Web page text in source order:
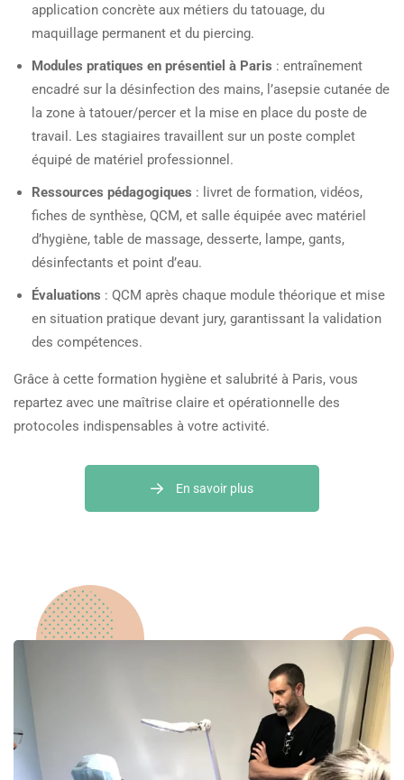
application concrète aux métiers du tatouage, du
maquillage permanent et du piercing.
Modules pratiques en présentiel à Paris : entraînement
encadré sur la désinfection des mains, l’asepsie cutanée de
la zone à tatouer/percer et la mise en place du poste de
travail. Les stagiaires travaillent sur un poste complet
équipé de matériel professionnel.
Ressources pédagogiques : livret de formation, vidéos,
fiches de synthèse, QCM, et salle équipée avec matériel
d’hygiène, table de massage, desserte, lampe, gants,
désinfectants et point d’eau.
Évaluations : QCM après chaque module théorique et mise
en situation pratique devant jury, garantissant la validation
des compétences.
Grâce à cette formation hygiène et salubrité à Paris, vous
repartez avec une maîtrise claire et opérationnelle des
protocoles indispensables à votre activité.
En savoir plus